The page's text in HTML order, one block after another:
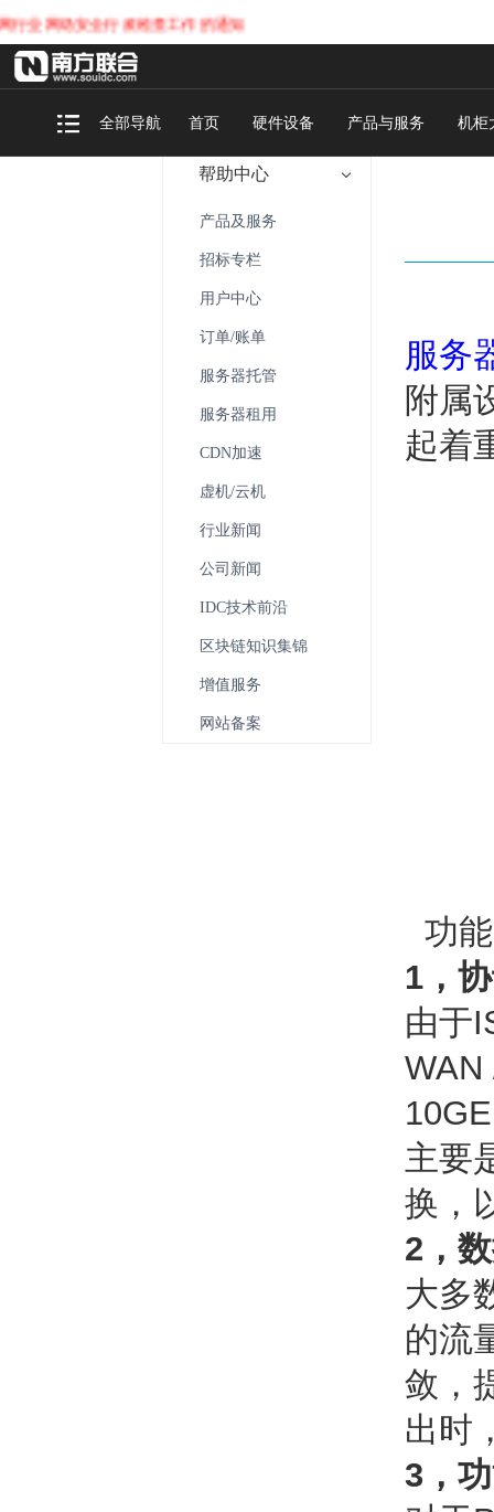
络安全行政检查工作的通知
全部导航 首页 硬件设备 产品与服务 机柜
帮助中心
产品及服务
招标专栏
用户中心
订单/账单
服务器托管
服务器租用
CDN加速
虚机/云机
行业新闻
公司新闻
IDC技术前沿
区块链知识集锦
增值服务
网站备案
服务
附属
起着
功
1，
由于
WAN
主要
换，
2，
大多
的流
敛，
出时
3，